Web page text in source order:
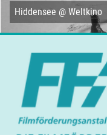
Hiddensee @ Weltkino